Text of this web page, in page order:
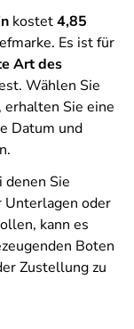
kostet4,85
Es ist für
Art des
Wählen Sie
erhalten Sie eine
Datum und
denen Sie
oder
kann es
Boten
Zustellung zu